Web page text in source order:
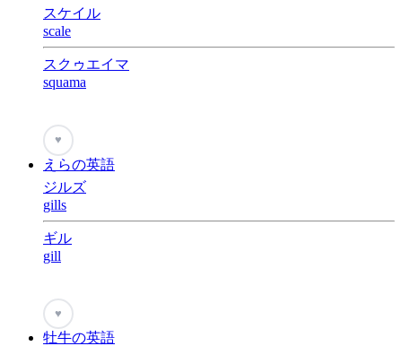
スケイル
scale
スクゥエイマ
squama
♥
えらの英語
ジルズ
gills
ギル
gill
♥
牡牛の英語